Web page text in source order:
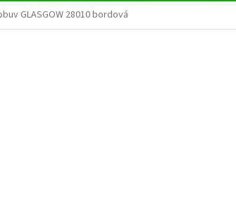
GLASGOW 28010 bordová